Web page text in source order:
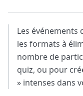
Les événements
les formats à
nombre de
quiz, ou pour
» intenses dans